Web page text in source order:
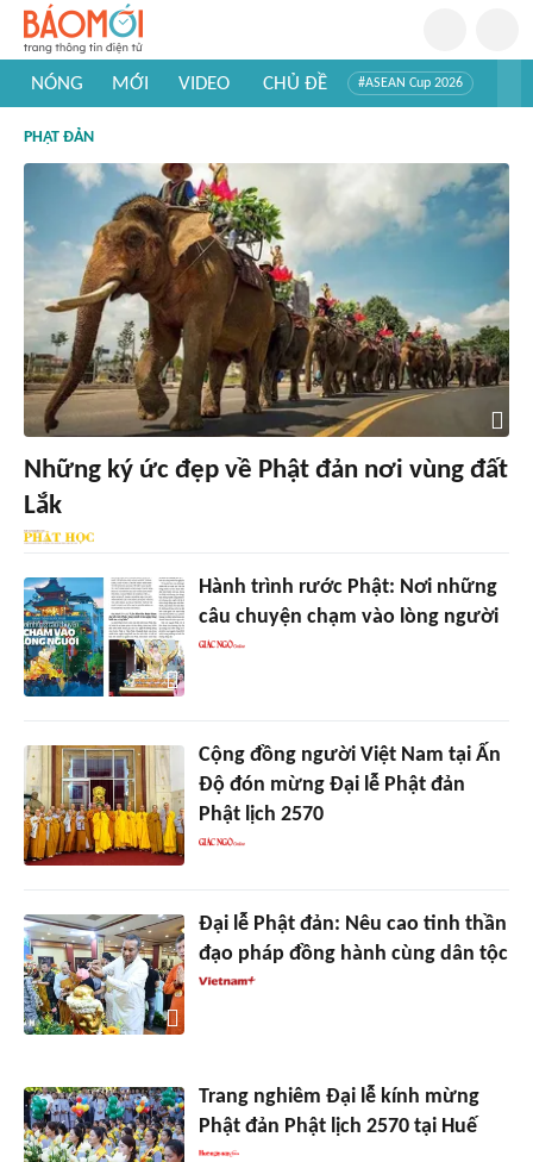
NÓNG MỚI VIDEO CHỦ ĐỀ #ASEAN Cup 2026
#Khám phá thế giới
PHẬT ĐẢN
Những ký ức đẹp về Phật đản nơi vùng đất
Lắk
Hành trình rước Phật: Nơi những
câu chuyện chạm vào lòng người
Cộng đồng người Việt Nam tại Ấn
Độ đón mừng Đại lễ Phật đản
Phật lịch 2570
Đại lễ Phật đản: Nêu cao tinh thần
đạo pháp đồng hành cùng dân tộc
Trang nghiêm Đại lễ kính mừng
Phật đản Phật lịch 2570 tại Huế